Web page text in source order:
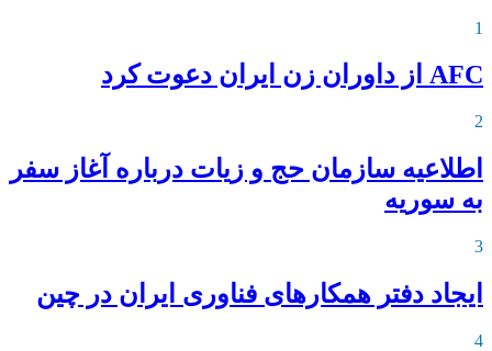
1
AFC از داوران زن ایران دعوت کرد
2
اطلاعیه‌ سازمان حج و زیات درباره آغاز سفر
به سوریه
3
ایجاد دفتر همکارهای فناوری ایران در چین
4